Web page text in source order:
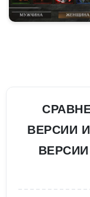
ВЕРСИИ
ВЕРСИИ